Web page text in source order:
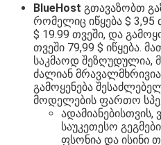
BlueHost გთავაზობთ
რომელიც იწყება $ 3,95
$ 19.99 თვეში, და
თვეში 79,99 $ იწყება.
საკმაოდ შეზღუდულია,
ძალიან
გამოყენება
მოდელების ფართო
ადამიანებისთვის,
საუკეთესო
ფსონია და ისინი